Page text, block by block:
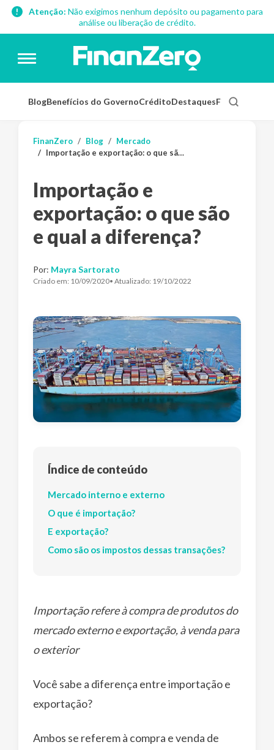
Atenção: Não exigimos nenhum depósito ou pagamento para
análise ou liberação de crédito.
BlogBenefícios do GovernoCréditoDestaquesFinanças
FinanZero Blog
Mercado
Importação e exportação: o que são e qual a diferença?
Importação e
exportação: o que são
e qual a diferença?
Por: Mayra Sartorato
Criado em: 10/09/2020• Atualizado: 19/10/2022
Índice de conteúdo
Mercado interno e externo
O que é importação?
E exportação?
Como são os impostos dessas transações?
Importação refere à compra de produtos do
mercado externo e exportação, à venda para
o exterior
Você sabe a diferença entre importação e
exportação?
Ambos se referem à compra e venda de